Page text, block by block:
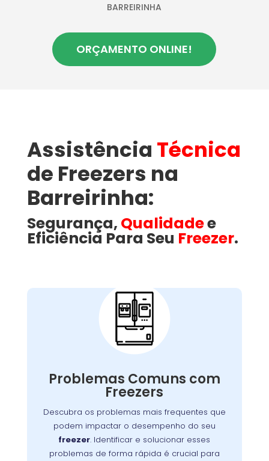
BARREIRINHA
ORÇAMENTO ONLINE!
Assistência Técnica
de Freezers na
Barreirinha:
Segurança, Qualidadee
Eficiência Para Seu Freezer.
Problemas Comuns com
Freezers
Descubra os problemas mais frequentes que
podem impactar o desempenho do seu
freezer. Identificar e solucionar esses
problemas de forma rápida é crucial para
Resolve Problemas
Comuns em Freezers
na Barreirinha
Freezers podem apresentar diversos
desde falhas no motor até obstruções na
Detectar e resolver esses problemas
rapidamente é essencial para manter a
eficiência do seu freezer e evitar altos custos
. A
Wandertec
, na Barreirinha,
oferece serviços especializados para